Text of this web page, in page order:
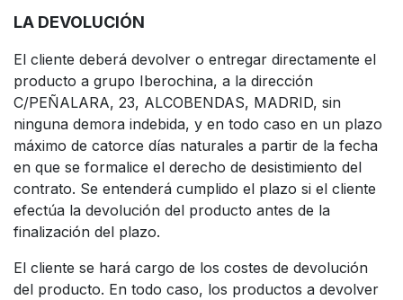
LA DEVOLUCIÓN
El cliente deberá devolver o entregar directamente el
producto a grupo Iberochina, a la dirección
C/PEÑALARA, 23, ALCOBENDAS, MADRID, sin
ninguna demora indebida, y en todo caso en un plazo
máximo de catorce días naturales a partir de la fecha
en que se formalice el derecho de desistimiento del
contrato. Se entenderá cumplido el plazo si el cliente
efectúa la devolución del producto antes de la
finalización del plazo.
El cliente se hará cargo de los costes de devolución
del producto. En todo caso, los productos a devolver